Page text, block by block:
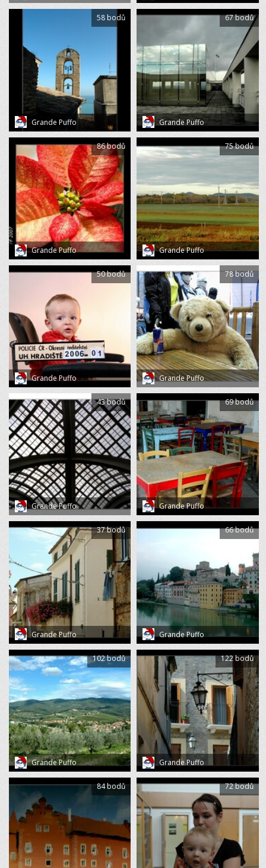
Grande Puffo
58 bodů
Grande Puffo
67 bodů
Grande Puffo
86 bodů
Grande Puffo
75 bodů
Grande Puffo
50 bodů
Grande Puffo
78 bodů
Grande Puffo
43 bodů
Grande Puffo
69 bodů
Grande Puffo
37 bodů
Grande Puffo
66 bodů
Grande Puffo
102 bodů
Grande Puffo
122 bodů
84 bodů 72 bodů